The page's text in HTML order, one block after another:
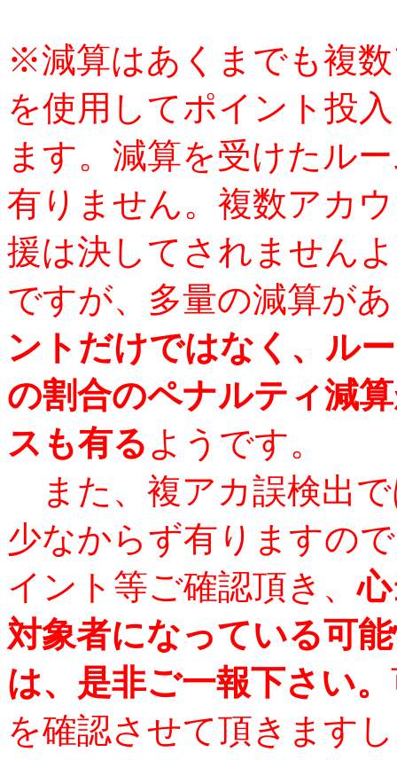
※減算はあくまでも複
を使用してポイント投
ます。減算を受けたル
有りません。複数アカ
援は決してされません
ですが、多量の減算が
ントだけではなく、ル
の割合のペナルティ減
スも有る ようです。
また、複アカ誤検出
少なからず有りますの
イント等ご確認頂き、
対象者になっている可
は、是非ご一報下さい。
を確認させて頂きます